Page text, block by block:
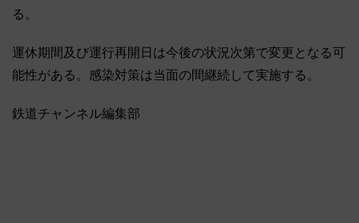
る。
運休期間及び運行再開日は今後の状況次第で変更となる可
能性がある。感染対策は当面の間継続して実施する。
鉄道チャンネル編集部